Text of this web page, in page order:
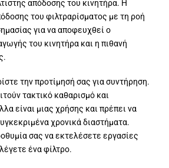
απόδοσης του κινητήρα. Η
του φιλτραρίσματος με τη ροή
για να αποφευχθεί ο
του κινητήρα και η πιθανή
την προτίμησή σας για συντήρηση.
τακτικό καθαρισμό και
είναι μιας χρήσης και πρέπει να
χρονικά διαστήματα.
σας να εκτελέσετε εργασίες
ένα φίλτρο.